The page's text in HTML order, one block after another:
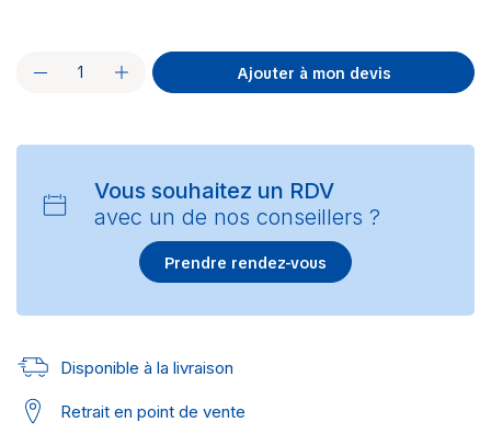
Ajouter à mon devis
Vous souhaitez un RDV
avec un de nos conseillers ?
Prendre rendez-vous
Disponible à la livraison
Retrait en point de vente